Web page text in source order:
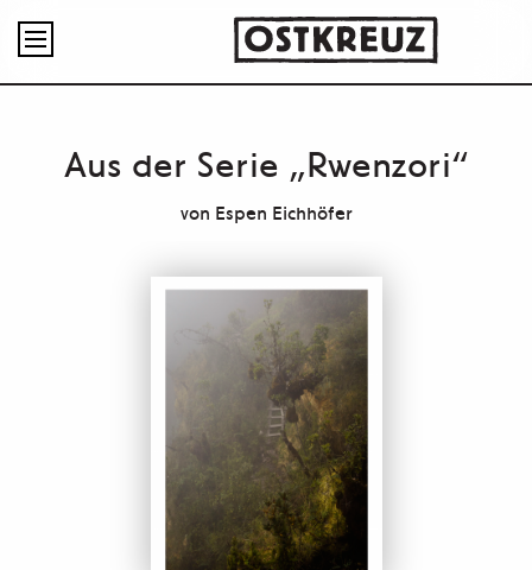

Aus der Serie „Rwenzori“
von Espen Eichhöfer